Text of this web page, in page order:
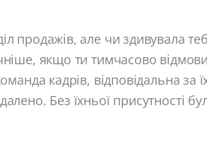
продажів, але чи здивувала
якщо ти тимчасово
кадрів, відповідальна за
Без їхньої присутності